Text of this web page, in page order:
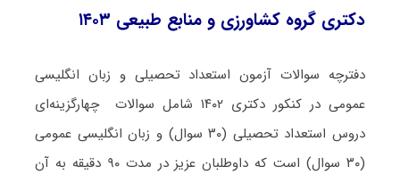
دکتری گروه کشاورزی و منابع طبیعی ۱۴۰۳
دفترچه سوالات آزمون استعداد تحصیلی و زبان انگلیسی
عمومی در کنکور دکتری ۱۴۰۲ شامل سوالات چهارگزینه‌ای
دروس استعداد تحصیلی (۳۰ سوال) و زبان انگلیسی عمومی
(۳۰ سوال) است که داوطلبان عزیز در مدت ۹۰ دقیقه به آن